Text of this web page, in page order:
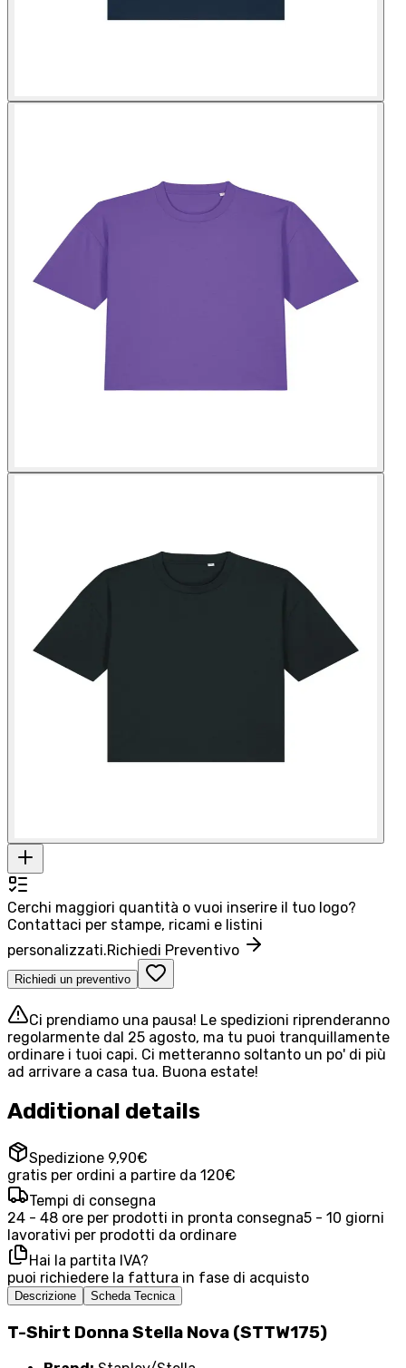
Cerchi maggiori quantità o vuoi inserire il tuo logo?
Contattaci per stampe, ricami e listini
personalizzati.Richiedi Preventivo
Richiedi un preventivo
Ci prendiamo una pausa! Le spedizioni riprenderanno
regolarmente dal 25 agosto, ma tu puoi tranquillamente
ordinare i tuoi capi. Ci metteranno soltanto un po' di più
ad arrivare a casa tua. Buona estate!
Additional details
Spedizione 9,90€
gratis per ordini a partire da 120€
Tempi di consegna
24 - 48 ore per prodotti in pronta consegna5 - 10 giorni
lavorativi per prodotti da ordinare
Hai la partita IVA?
puoi richiedere la fattura in fase di acquisto
Descrizione Scheda Tecnica
T-Shirt Donna Stella Nova (STTW175)